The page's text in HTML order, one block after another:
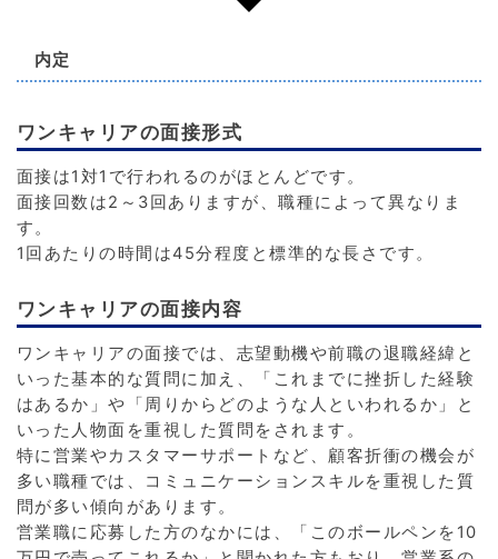
内定
ワンキャリアの面接形式
面接は1対1で行われるのがほとんどです。
面接回数は2～3回ありますが、職種によって異なりま
す。
1回あたりの時間は45分程度と標準的な長さです。
ワンキャリアの面接内容
ワンキャリアの面接では、志望動機や前職の退職経緯と
いった基本的な質問に加え、「これまでに挫折した経験
はあるか」や「周りからどのような人といわれるか」と
いった人物面を重視した質問をされます。
特に営業やカスタマーサポートなど、顧客折衝の機会が
多い職種では、コミュニケーションスキルを重視した質
問が多い傾向があります。
営業職に応募した方のなかには、「このボールペンを10